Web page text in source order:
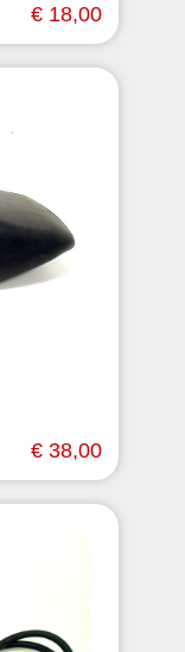
€ 18,00
€ 38,00